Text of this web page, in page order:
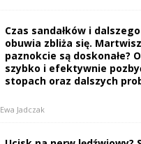
Czas sandałków i
obuwia zbliża się.
paznokcie są doskonałe?
szybko i efektywnie
stopach oraz dalszych
Ewa Jadczak